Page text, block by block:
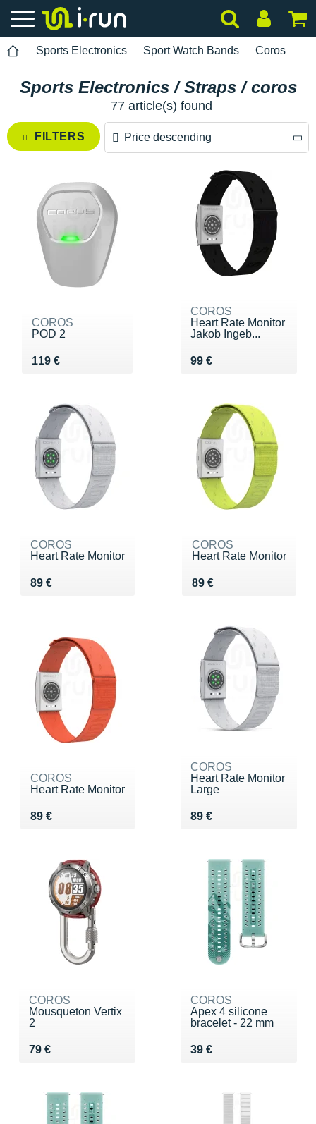
Sports Electronics Sport Watch Bands Coros
Sports Electronics / Straps / coros
77 article(s) found
FILTERS Price descending
COROS
POD 2
119 €
Vendu 119 €
COROS
Heart Rate Monitor
Jakob Ingeb...
99 €
Vendu 99 €
COROS
Heart Rate Monitor
89 €
Vendu 89 €
COROS
Heart Rate Monitor
89 €
Vendu 89 €
COROS
Heart Rate Monitor
89 €
Vendu 89 €
COROS
Heart Rate Monitor
Large
89 €
Vendu 89 €
COROS
Mousqueton Vertix
2
79 €
Vendu 79 €
COROS
Apex 4 silicone
bracelet - 22 mm
39 €
Vendu 39 €